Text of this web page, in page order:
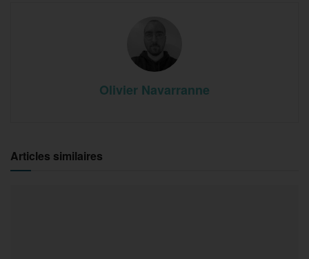
Olivier Navarranne
Articles similaires